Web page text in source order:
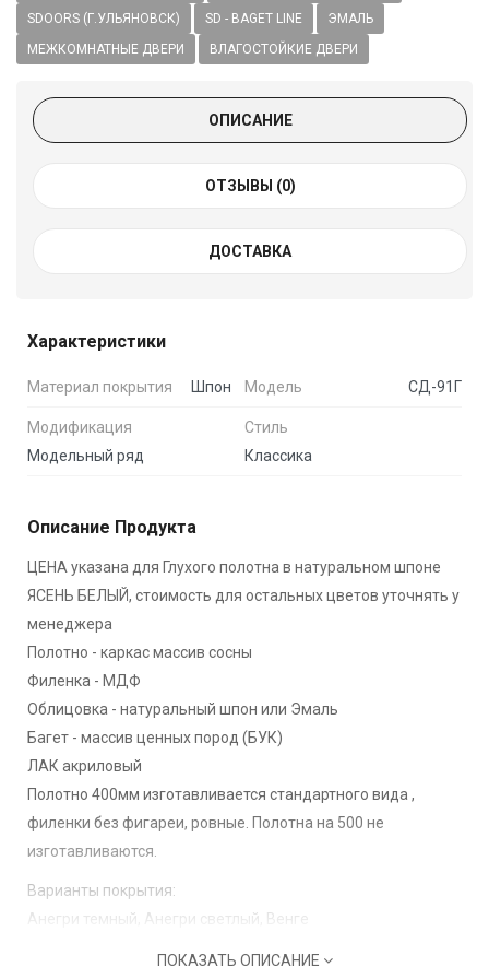
SDOORS (Г.УЛЬЯНОВСК) SD - BAGET LINE ЭМАЛЬ
МЕЖКОМНАТНЫЕ ДВЕРИ ВЛАГОСТОЙКИЕ ДВЕРИ
ОПИСАНИЕ
ОТЗЫВЫ (0)
ДОСТАВКА
Характеристики
Материал покрытия Шпон Модель СД-91Г
Модификация
Модельный ряд
Стиль
Классика
Описание Продукта
ЦЕНА указана для Глухого полотна в натуральном шпоне
ЯСЕНЬ БЕЛЫЙ, стоимость для остальных цветов уточнять у
менеджера
Полотно - каркас массив сосны
Филенка - МДФ
Облицовка - натуральный шпон или Эмаль
Багет - массив ценных пород (БУК)
ЛАК акриловый
Полотно 400мм изготавливается стандартного вида ,
филенки без фигареи, ровные. Полотна на 500 не
изготавливаются.
Варианты покрытия:
Анегри темный, Анегри светлый, Венге
ПОКАЗАТЬ ОПИСАНИЕ